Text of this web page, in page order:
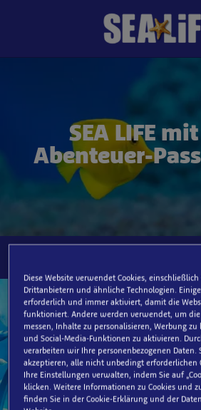
SEA LIFE
Abenteuer-
Diese Website verwendet Cookies, einschließlich
Drittanbietern und ähnliche Technologien.
erforderlich und immer aktiviert, damit die
funktioniert. Andere werden verwendet, um die
messen, Inhalte zu personalisieren, Werbung
und Social-Media-Funktionen zu aktivieren.
verarbeiten wir Ihre personenbezogenen Daten.
akzeptieren, alle nicht unbedingt erforderlichen
Ihre Einstellungen verwalten, indem Sie auf
klicken. Weitere Informationen zu Cookies und
finden Sie in der Cookie-Erklärung und der